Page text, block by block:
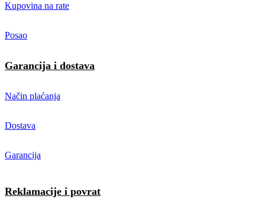
Kupovina na rate
Posao
Garancija i dostava
Način plaćanja
Dostava
Garancija
Reklamacije i povrat